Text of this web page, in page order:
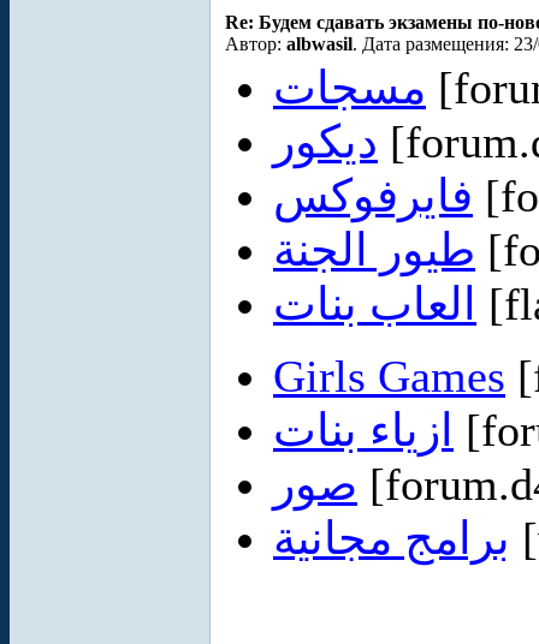
Re: Будем сдавать экзамены по-
Автор: albwasil. Дата размещения:
مسجات
ديكور
فايرفوكس
طيور الجنة
العاب بنات
Girls Games
ازياء بنات
صور
برامج مجانية